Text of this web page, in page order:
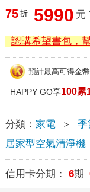
75 折 5990 元
認購希望書包，
預計最高可得金幣
HAPPY GO享100累
分類： 家電 ＞ 季
居家型空氣清淨機
信用卡分期： 6期